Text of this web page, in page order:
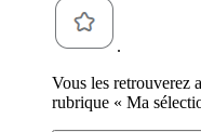
.
Vous les retrouverez
rubrique « Ma